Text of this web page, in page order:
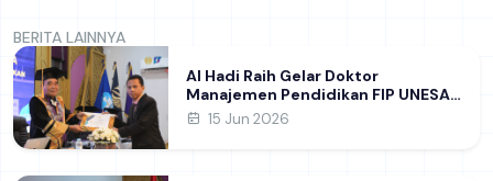
BERITA LAINNYA
Al Hadi Raih Gelar Doktor
Manajemen Pendidikan FIP UNESA
melalui Riset Pembentukan
15 Jun 2026